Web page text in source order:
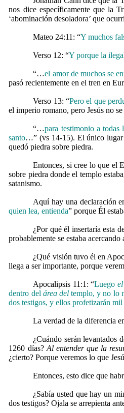
nos dice específicamente que la
‘abominación desoladora’ que
Mateo 24:11: “Y muchos
Verso 12: “Y porque la
“…el amor de muchos se
pasó recientemente en el tren en
Verso 13: “Pero el que
el imperio romano, pero Jesús no
“…para testimonio a
santo…” (vs 14-15). El único lugar
quedó piedra sobre piedra.
Entonces, si cree lo que el
sobre piedra donde el templo
satanismo.
Aquí hay una declaración
quien lea, entienda” porque Él
¿Por qué él insertaría esta
probablemente se estaba
¿Qué visión tuvo él en
llega a ser importante, porque
Apocalipsis 11:1: “Luego el
dentro del área deltemplo, y no lo
dos testigos, y ellos profetizarán
La verdad de la diferencia
¿Cuándo serán levantados
1260 días? Al entender que la
¿cierto? Porque veremos lo que
Entonces, esto dice que
¿Sabía usted que hay un
dos testigos? Ojala se arrepienta